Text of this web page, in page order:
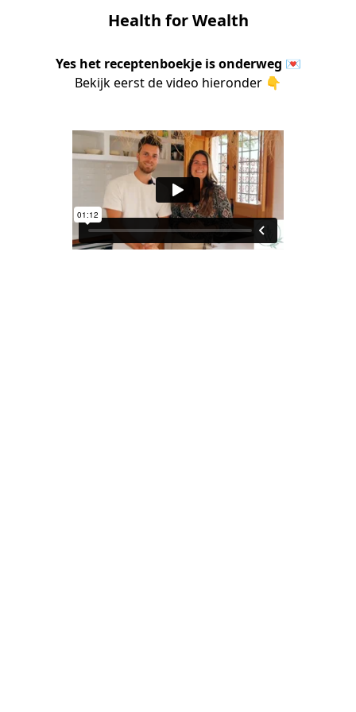
Health for Wealth
Yes het receptenboekje is onderweg 💌
Bekijk eerst de video hieronder 👇